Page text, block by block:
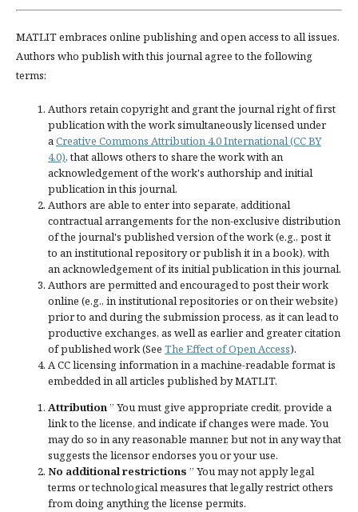
MATLIT embraces online publishing and open access to all issues.
Authors who publish with this journal agree to the following
terms:
Authors retain copyright and grant the journal right of first
publication with the work simultaneously licensed under
aCreative Commons Attribution 4.0 International (CC BY
4.0), that allows others to share the work with an
acknowledgement of the work's authorship and initial
publication in this journal.
Authors are able to enter into separate, additional
contractual arrangements for the non-exclusive distribution
of the journal's published version of the work (e.g., post it
to an institutional repository or publish it in a book), with
an acknowledgement of its initial publication in this journal.
Authors are permitted and encouraged to post their work
online (e.g., in institutional repositories or on their website)
prior to and during the submission process, as it can lead to
productive exchanges, as well as earlier and greater citation
of published work (See The Effect of Open Access).
A CC licensing information in a machine-readable format is
embedded in all articles published by MATLIT.
Attribution” You must give appropriate credit, provide a
link to the license, andindicate if changes were made. You
may do so in any reasonable manner, but not in any way that
suggests the licensor endorses you or your use.
No additional restrictions ” You may not apply legal
terms ortechnological measuresthat legally restrict others
from doing anything the license permits.